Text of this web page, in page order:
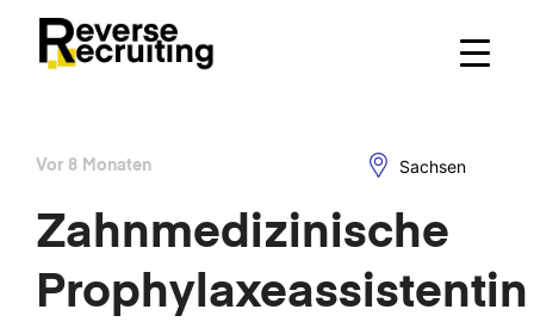
content
Vor 8 Monaten Sachsen
Zahnmedizinische
Prophylaxeassistentin